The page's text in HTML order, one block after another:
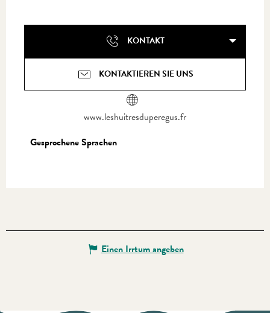
KONTAKT
KONTAKTIEREN SIE UNS
www.leshuitresduperegus.fr
Gesprochene Sprachen
Gesprochene Sprachen
Einen Irrtum angeben